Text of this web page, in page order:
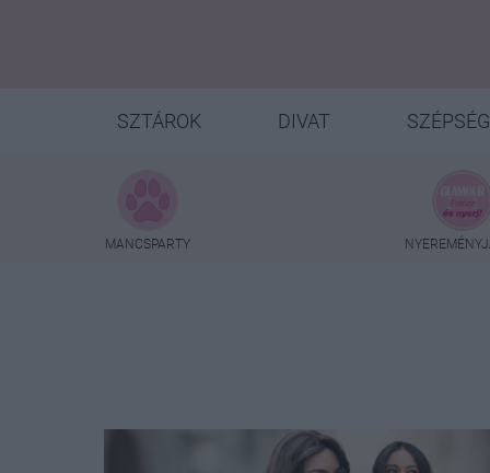
SZTÁROK DIVAT SZÉPSÉG
MANCSPARTY